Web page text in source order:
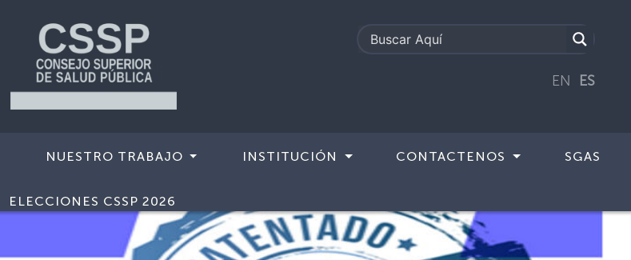
EN ES
NUESTRO TRABAJO INSTITUCIÓN CONTACTENOS SGAS
ELECCIONES CSSP 2026